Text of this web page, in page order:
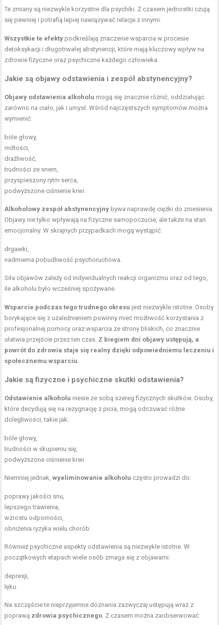
Te zmiany są niezwykle korzystne dla psychiki. Z czasem jednostki czują
się pewniej i potrafią lepiej nawiązywać relacje z innymi.
Wszystkie te efekty podkreślają znaczenie wsparcia w procesie
detoksykacji i długotrwałej abstynencji, które mają kluczowy wpływ na
zdrowie fizyczne oraz psychiczne każdego człowieka.
Jakie są objawy odstawienia i zespół abstynencyjny?
Objawy odstawienia alkoholu mogą się znacznie różnić, oddziałując
zarówno na ciało, jak i umysł. Wśród najczęstszych symptomów można
wymienić:
bóle głowy,
mdłości,
drażliwość,
trudności ze snem,
przyspieszony rytm serca,
podwyższone ciśnienie krwi.
Alkoholowy zespół abstynencyjny bywa naprawdę ciężki do zniesienia.
Objawy nie tylko wpływają na fizyczne samopoczucie, ale także na stan
emocjonalny. W skrajnych przypadkach mogą wystąpić:
drgawki,
nadmierna pobudliwość psychoruchowa.
Siła objawów zależy od indywidualnych reakcji organizmu oraz od tego,
ile alkoholu było wcześniej spożywane.
Wsparcie podczas tego trudnego okresu jest niezwykle istotne. Osoby
borykające się z uzależnieniem powinny mieć możliwość korzystania z
profesjonalnej pomocy oraz wsparcia ze strony bliskich, co znacznie
ułatwia przejście przez ten czas. Z biegiem dni objawy ustępują, a
powrót do zdrowia staje się realny dzięki odpowiedniemu leczeniu i
społecznemu wsparciu.
Jakie są fizyczne i psychiczne skutki odstawienia?
Odstawienie alkoholu niesie ze sobą szereg fizycznych skutków. Osoby,
które decydują się na rezygnację z picia, mogą odczuwać różne
dolegliwości, takie jak:
bóle głowy,
trudności w skupieniu się,
podwyższone ciśnienie krwi.
Niemniej jednak,wyeliminowanie alkoholu często prowadzi do:
poprawy jakości snu,
lepszego trawienia,
wzrostu odporności,
obniżenia ryzyka wielu chorób.
Również psychiczne aspekty odstawienia są niezwykle istotne. W
początkowych etapach wiele osób zmaga się z objawami:
depresji,
lęku.
Na szczęście te nieprzyjemne doznania zazwyczaj ustępują wraz z
poprawą zdrowia psychicznego . Z czasem można zaobserwować: